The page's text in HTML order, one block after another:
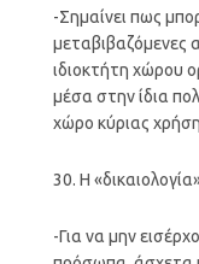
-Σημαίνει πως
μεταβιβαζόμενες
ιδιοκτήτη χώρου
μέσα στην ίδια
χώρο κύριας
30. Η
-Για να μην